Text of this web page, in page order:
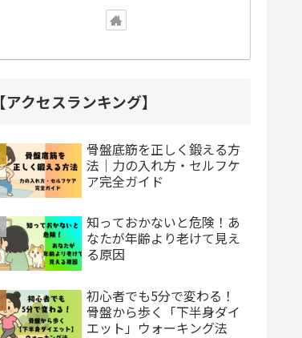
【アクセスランキング】
骨盤底筋を正しく鍛える方
法｜力の入れ方・セルフケ
ア完全ガイド
知っておかないと危険！あ
なたが年齢より老けて見え
る原因
初心者でも5分で変わる！
骨盤から歩く「下半身ダイ
エット」ウォーキング法